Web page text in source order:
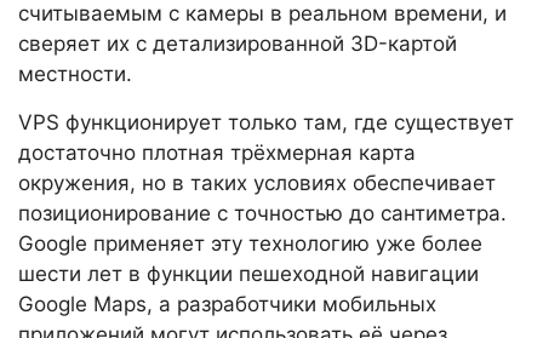
считываемым с камеры в реальном времени, и
сверяет их с детализированной 3D-картой
местности.
VPS функционирует только там, где существует
достаточно плотная трёхмерная карта
окружения, но в таких условиях обеспечивает
позиционирование с точностью до сантиметра.
Google применяет эту технологию уже более
шести лет в функции пешеходной навигации
Google Maps, а разработчики мобильных